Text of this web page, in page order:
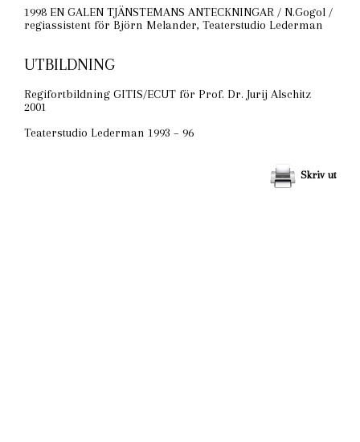
1998 EN GALEN TJÄNSTEMANS ANTECKNINGAR / N.Gogol /
regiassistent för Björn Melander, Teaterstudio Lederman
UTBILDNING
Regifortbildning GITIS/ECUT för Prof. Dr. Jurij Alschitz
2001
Teaterstudio Lederman 1993 – 96
Skriv ut